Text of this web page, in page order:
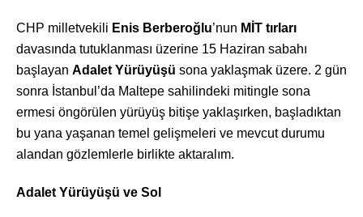
CHP milletvekili Enis Berberoğlu’nun MİT tırları
davasında tutuklanması üzerine 15 Haziran sabahı
başlayan Adalet Yürüyüşü sona yaklaşmak üzere. 2 gün
sonra İstanbul’da Maltepe sahilindeki mitingle sona
ermesi öngörülen yürüyüş bitişe yaklaşırken, başladıktan
bu yana yaşanan temel gelişmeleri ve mevcut durumu
alandan gözlemlerle birlikte aktaralım.
Adalet Yürüyüşü ve Sol